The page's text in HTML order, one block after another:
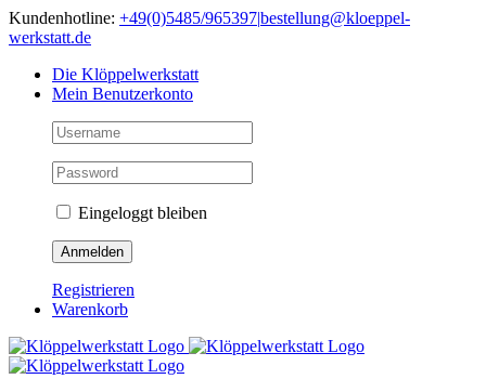
Skip
to
Kundenhotline: +49(0)5485/965397|bestellung@kloeppel-
werkstatt.de
Die Klöppelwerkstatt
Mein Benutzerkonto
Eingeloggt bleiben
Registrieren
Warenkorb